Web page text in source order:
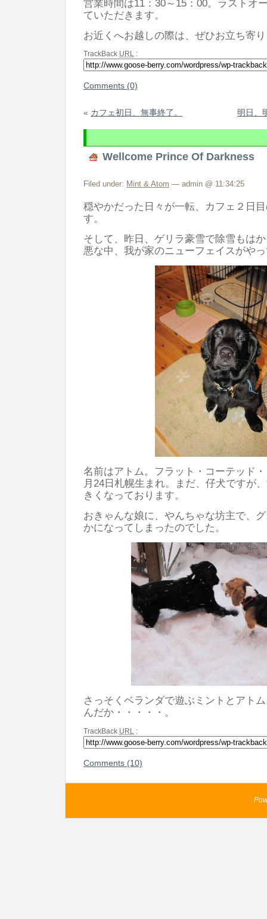
営業時間は11：30～15：00。ラストオ
ていただきます。
お近くへお越しの際は、ぜひお立ち寄
TrackBack URL :
Comments (0)
« カフェ初日、無事終了。 明日、
Wellcome Prince Of Darkness
Filed under: Mint & Atom — admin @ 11:34:25
穏やかだった日々が一転、カフェ２日
す。
そして、昨日、ゲリラ豪雪で除雪もは
悪な中、我が家のニューフェイスがや
名前はアトム。フラット・コーテッド
月24日札幌生まれ。まだ、仔犬ですが
きくなっております。
おきゃんな娘に、やんちゃな坊主で、
かになってしまったのでした。
さっそくベランダで遊ぶミントとアト
んだか・・・・・。
TrackBack URL :
Comments (10)